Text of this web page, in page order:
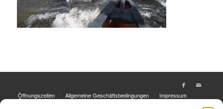
Öffnungszeiten Allgemeine Geschäftsbedingungen Impressum
Datenschutz